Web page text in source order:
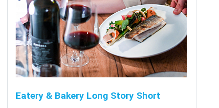
Eatery & Bakery Long Story Short